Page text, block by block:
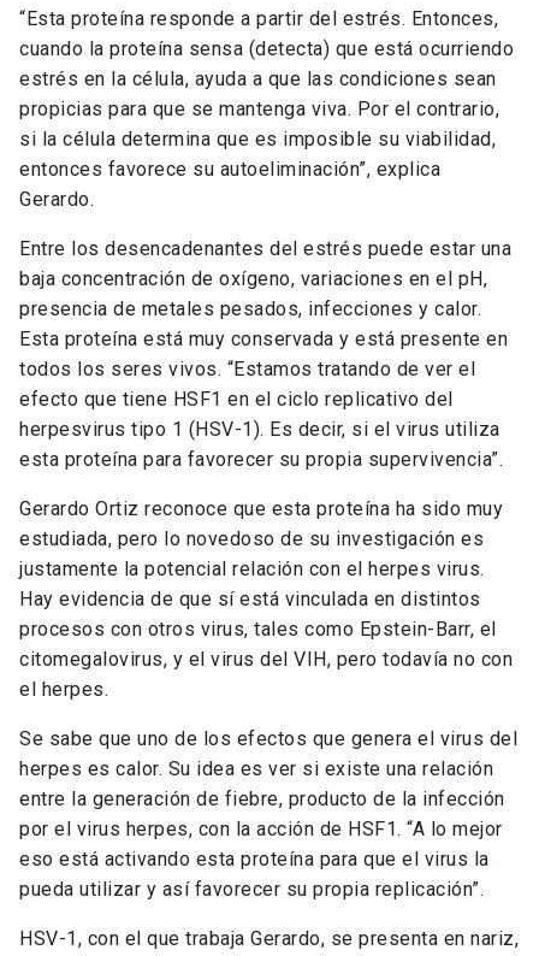
“Esta proteína responde a partir del estrés. Entonces,
cuando la proteína sensa (detecta) que está ocurriendo
estrés en la célula, ayuda a que las condiciones sean
propicias para que se mantenga viva. Por el contrario,
si la célula determina que es imposible su viabilidad,
entonces favorece su autoeliminación”, explica
Gerardo.
Entre los desencadenantes del estrés puede estar una
baja concentración de oxígeno, variaciones en el pH,
presencia de metales pesados, infecciones y calor.
Esta proteína está muy conservada y está presente en
todos los seres vivos. “Estamos tratando de ver el
efecto que tiene HSF1 en el ciclo replicativo del
herpesvirus tipo 1 (HSV-1). Es decir, si el virus utiliza
esta proteína para favorecer su propia supervivencia”.
Gerardo Ortiz reconoce que esta proteína ha sido muy
estudiada, pero lo novedoso de su investigación es
justamente la potencial relación con el herpes virus.
Hay evidencia de que sí está vinculada en distintos
procesos con otros virus, tales como Epstein-Barr, el
citomegalovirus, y el virus del VIH, pero todavía no con
el herpes.
Se sabe que uno de los efectos que genera el virus del
herpes es calor. Su idea es ver si existe una relación
entre la generación de fiebre, producto de la infección
por el virus herpes, con la acción de HSF1. “A lo mejor
eso está activando esta proteína para que el virus la
pueda utilizar y así favorecer su propia replicación”.
HSV-1, con el que trabaja Gerardo, se presenta en nariz,